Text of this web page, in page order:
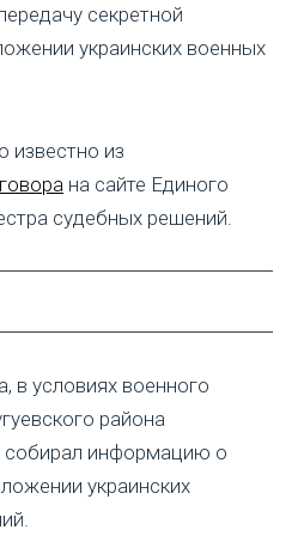
секретной
украинских военных
известно из
на сайте Единого
судебных решений.
в условиях военного
района
собирал информацию о
украинских